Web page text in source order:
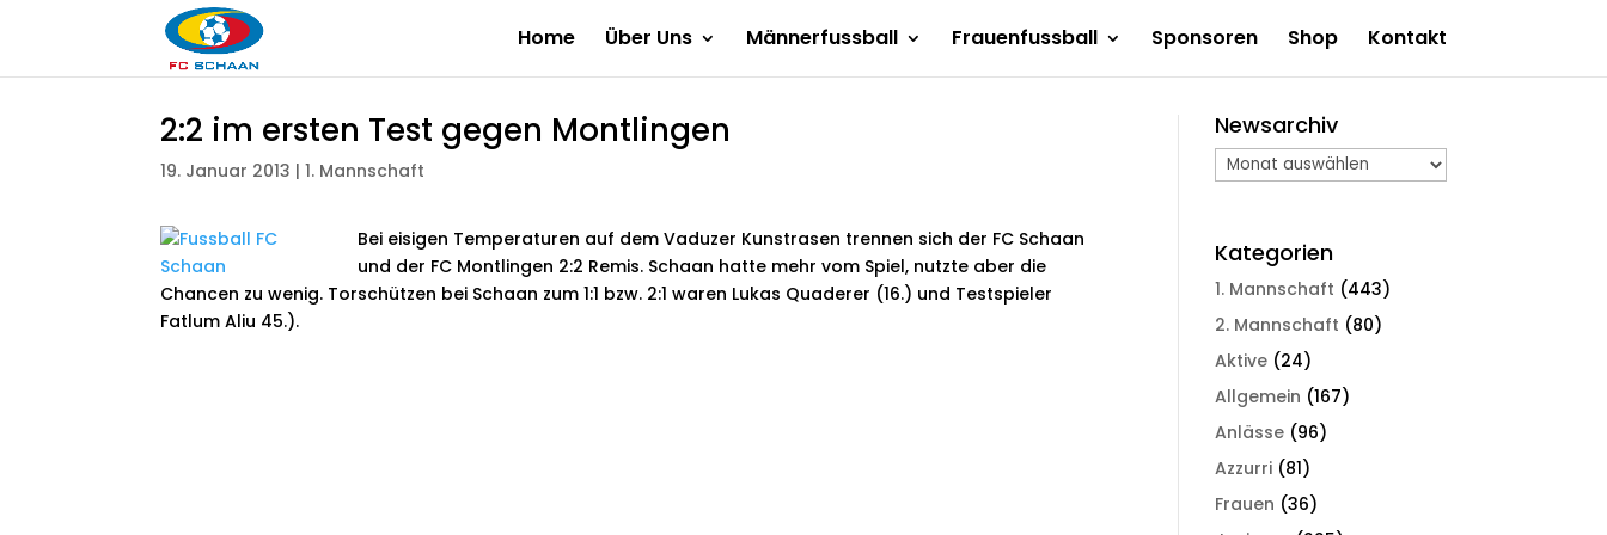
Home Über Uns Männerfussball Frauenfussball Sponsoren Shop Kontakt
2:2 im ersten Test gegen Montlingen
19. Januar 2013 |1. Mannschaft
Bei eisigen Temperaturen auf dem Vaduzer Kunstrasen trennen sich der FC Schaan
und der FC Montlingen 2:2 Remis. Schaan hatte mehr vom Spiel, nutzte aber die
Chancen zu wenig. Torschützen bei Schaan zum 1:1 bzw. 2:1 waren Lukas Quaderer (16.) und Testspieler
Fatlum Aliu 45.).
Newsarchiv
Newsarchiv
Kategorien
1. Mannschaft (443)
2. Mannschaft (80)
Aktive (24)
Allgemein (167)
Anlässe (96)
Azzurri (81)
Frauen (36)